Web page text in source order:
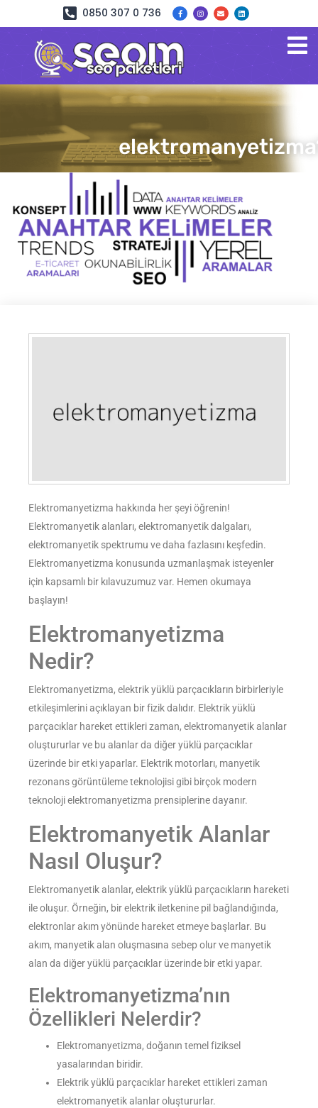
0850 307 0 736
Elektromanyetizma hakkında her şeyi öğrenin!
Elektromanyetik alanları, elektromanyetik dalgaları,
elektromanyetik spektrumu ve daha fazlasını keşfedin.
Elektromanyetizma konusunda uzmanlaşmak isteyenler
için kapsamlı bir kılavuzumuz var. Hemen okumaya
başlayın!
Elektromanyetizma
Nedir?
Elektromanyetizma, elektrik yüklü parçacıkların birbirleriyle
etkileşimlerini açıklayan bir fizik dalıdır. Elektrik yüklü
parçacıklar hareket ettikleri zaman, elektromanyetik alanlar
oluştururlar ve bu alanlar da diğer yüklü parçacıklar
üzerinde bir etki yaparlar. Elektrik motorları, manyetik
rezonans görüntüleme teknolojisi gibi birçok modern
teknoloji elektromanyetizma prensiplerine dayanır.
Elektromanyetik Alanlar
Nasıl Oluşur?
Elektromanyetik alanlar, elektrik yüklü parçacıkların hareketi
ile oluşur. Örneğin, bir elektrik iletkenine pil bağlandığında,
elektronlar akım yönünde hareket etmeye başlarlar. Bu
akım, manyetik alan oluşmasına sebep olur ve manyetik
alan da diğer yüklü parçacıklar üzerinde bir etki yapar.
Elektromanyetizma’nın
Özellikleri Nelerdir?
Elektromanyetizma, doğanın temel fiziksel
yasalarından biridir.
Elektrik yüklü parçacıklar hareket ettikleri zaman
elektromanyetik alanlar oluştururlar.